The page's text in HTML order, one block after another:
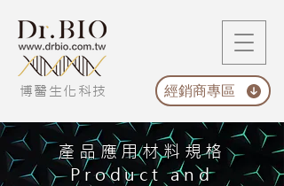
博醫生化科技 經銷商專區
產品應用材料規格
Product and